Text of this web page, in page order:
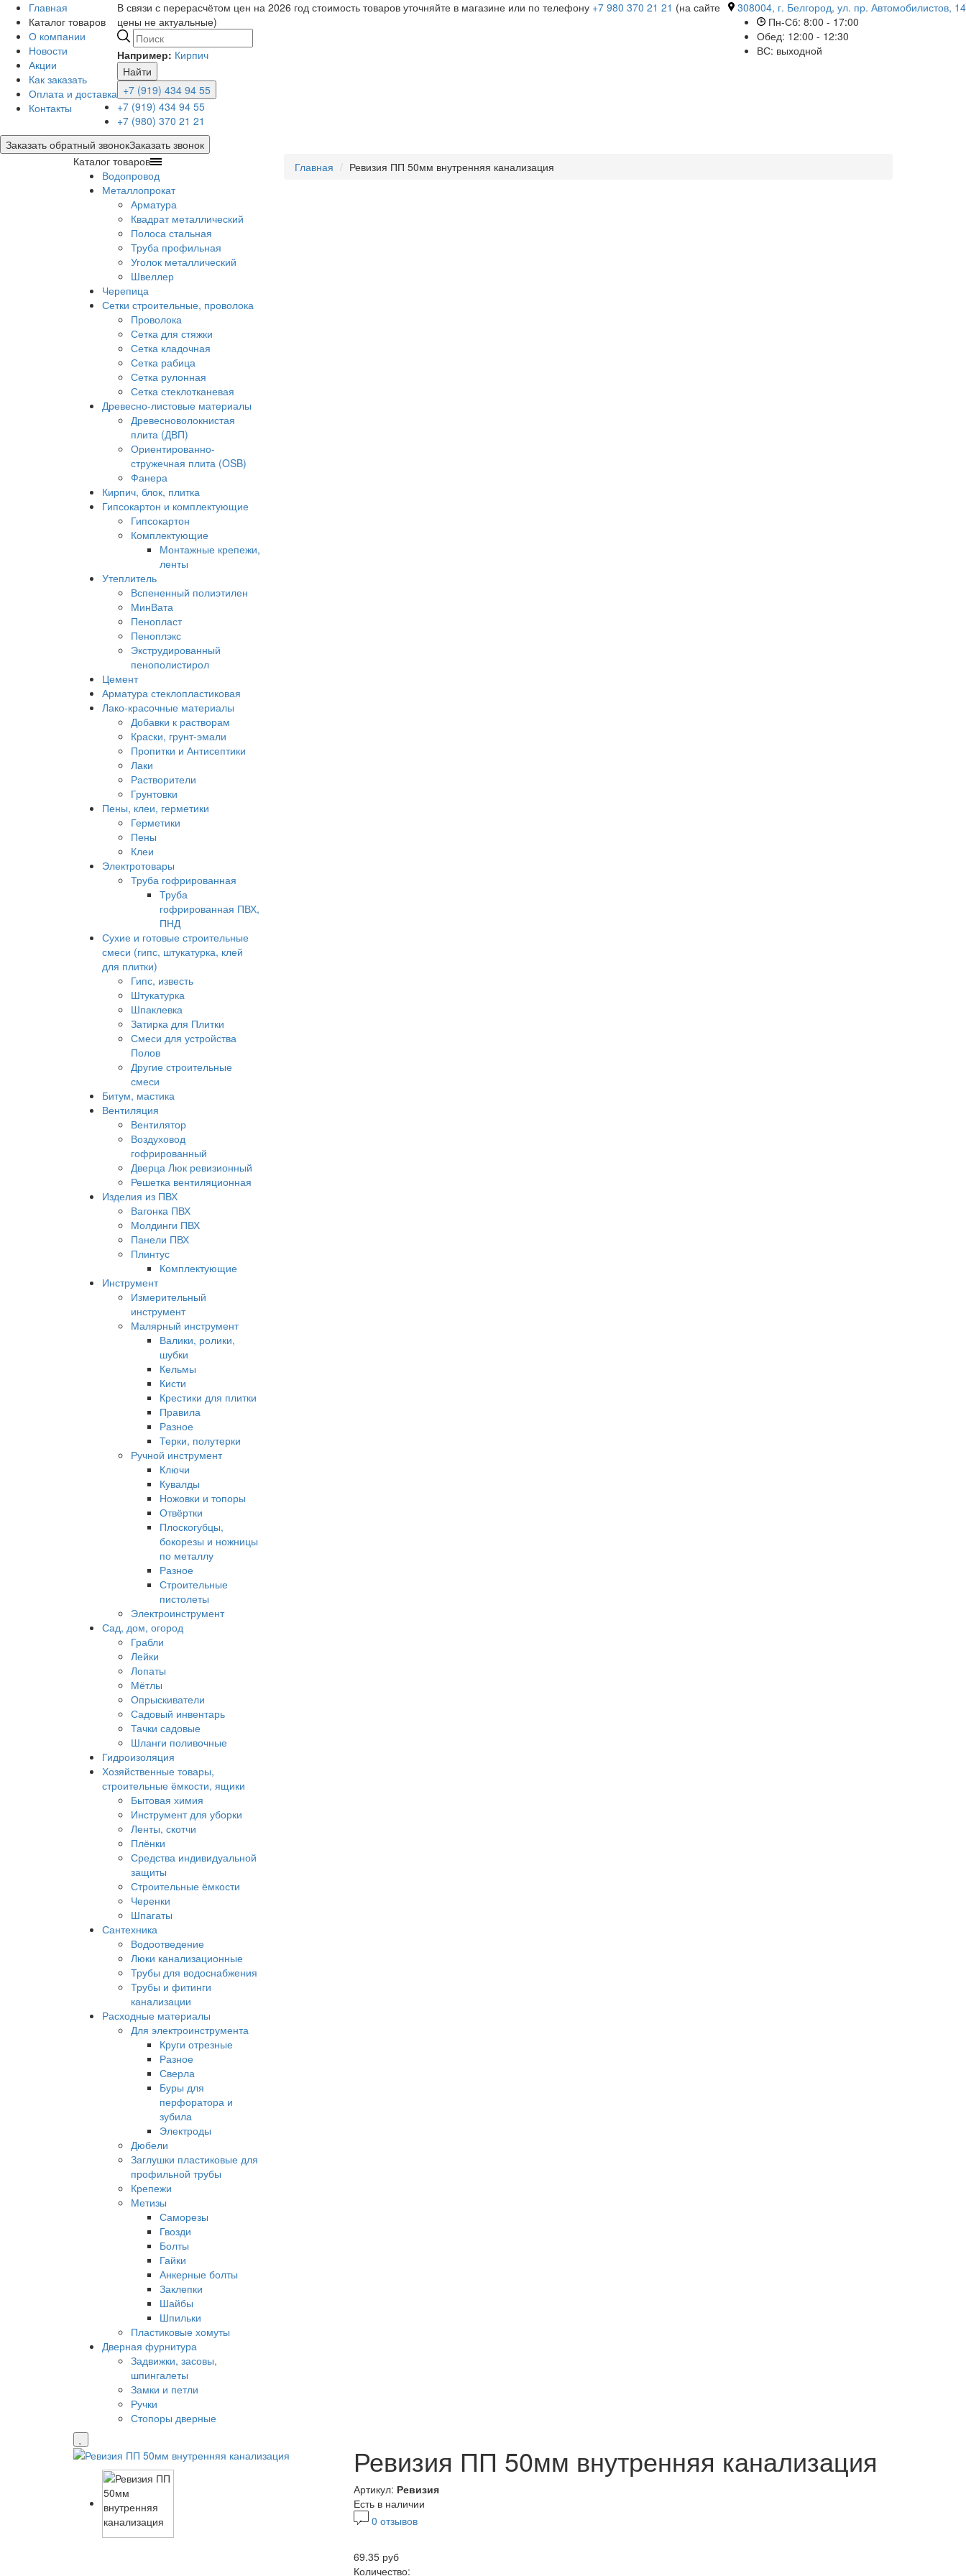
Главная
Каталог товаров
О компании
Новости
Акции
Как заказать
Оплата и доставка
Контакты
308004, г. Белгород, ул. пр. Автомобилистов, 14
Пн-Сб: 8:00 - 17:00
Обед: 12:00 - 12:30
ВС: выходной
В связи с перерасчётом цен на 2026 год стоимость товаров уточняйте в магазине или по телефону +7 980 370 21 21 (на сайте
цены не актуальные)
Например: Кирпич
Найти
+7 (919) 434 94 55
+7 (919) 434 94 55
+7 (980) 370 21 21
Заказать обратный звонокЗаказать звонок
Каталог товаров
Водопровод
Металлопрокат
Арматура
Квадрат металлический
Полоса стальная
Труба профильная
Уголок металлический
Швеллер
Черепица
Сетки строительные, проволока
Проволока
Сетка для стяжки
Сетка кладочная
Сетка рабица
Сетка рулонная
Сетка стеклотканевая
Древесно-листовые материалы
Древесноволокнистая
плита (ДВП)
Ориентированно-
стружечная плита (OSB)
Фанера
Кирпич, блок, плитка
Гипсокартон и комплектующие
Гипсокартон
Комплектующие
Монтажные крепежи,
ленты
Утеплитель
Вспененный полиэтилен
МинВата
Пенопласт
Пеноплэкс
Экструдированный
пенополистирол
Цемент
Арматура стеклопластиковая
Лако-красочные материалы
Добавки к растворам
Краски, грунт-эмали
Пропитки и Антисептики
Лаки
Растворители
Грунтовки
Пены, клеи, герметики
Герметики
Пены
Клеи
Электротовары
Труба гофрированная
Труба
гофрированная ПВХ,
ПНД
Сухие и готовые строительные
смеси (гипс, штукатурка, клей
для плитки)
Гипс, известь
Штукатурка
Шпаклевка
Затирка для Плитки
Смеси для устройства
Полов
Другие строительные
смеси
Битум, мастика
Вентиляция
Вентилятор
Воздуховод
гофрированный
Дверца Люк ревизионный
Решетка вентиляционная
Изделия из ПВХ
Вагонка ПВХ
Молдинги ПВХ
Панели ПВХ
Плинтус
Комплектующие
Инструмент
Измерительный
инструмент
Малярный инструмент
Валики, ролики,
шубки
Кельмы
Кисти
Крестики для плитки
Правила
Разное
Терки, полутерки
Ручной инструмент
Ключи
Кувалды
Ножовки и топоры
Отвёртки
Плоскогубцы,
бокорезы и ножницы
по металлу
Разное
Строительные
пистолеты
Электроинструмент
Сад, дом, огород
Грабли
Лейки
Лопаты
Мётлы
Опрыскиватели
Садовый инвентарь
Тачки садовые
Шланги поливочные
Гидроизоляция
Хозяйственные товары,
строительные ёмкости, ящики
Бытовая химия
Инструмент для уборки
Ленты, скотчи
Плёнки
Средства индивидуальной
защиты
Строительные ёмкости
Черенки
Шпагаты
Сантехника
Водоотведение
Люки канализационные
Трубы для водоснабжения
Трубы и фитинги
канализации
Расходные материалы
Для электроинструмента
Круги отрезные
Разное
Сверла
Буры для
перфоратора и
зубила
Электроды
Дюбели
Заглушки пластиковые для
профильной трубы
Крепежи
Метизы
Саморезы
Гвозди
Болты
Гайки
Анкерные болты
Заклепки
Шайбы
Шпильки
Пластиковые хомуты
Дверная фурнитура
Задвижки, засовы,
шпингалеты
Замки и петли
Ручки
Стопоры дверные
Главная Ревизия ПП 50мм внутренняя канализация
Ревизия ПП 50мм внутренняя канализация
Артикул: Ревизия
Есть в наличии
0 отзывов
69.35 руб
Количество: